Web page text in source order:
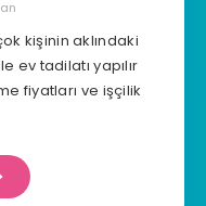
kişinin aklındaki
ev tadilatı yapılır
fiyatları ve işçilik